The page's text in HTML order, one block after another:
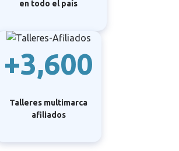
en todo el país
+3,600
Talleres multimarca
afiliados